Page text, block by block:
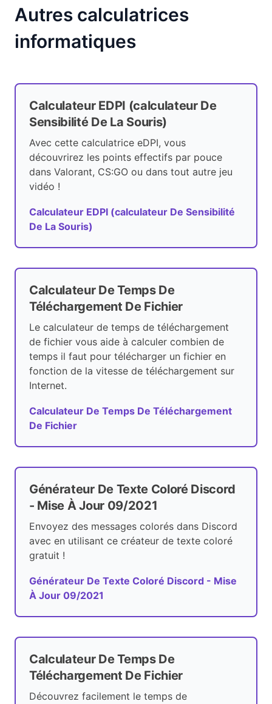
Autres calculatrices
informatiques
Calculateur EDPI (calculateur De
Sensibilité De La Souris)
Avec cette calculatrice eDPI, vous
découvrirez les points effectifs par pouce
dans Valorant, CS:GO ou dans tout autre jeu
vidéo !
Calculateur EDPI (calculateur De Sensibilité
De La Souris)
Calculateur De Temps De
Téléchargement De Fichier
Le calculateur de temps de téléchargement
de fichier vous aide à calculer combien de
temps il faut pour télécharger un fichier en
fonction de la vitesse de téléchargement sur
Internet.
Calculateur De Temps De Téléchargement
De Fichier
Générateur De Texte Coloré Discord
- Mise À Jour 09/2021
Envoyez des messages colorés dans Discord
avec en utilisant ce créateur de texte coloré
gratuit !
Générateur De Texte Coloré Discord - Mise
À Jour 09/2021
Calculateur De Temps De
Téléchargement De Fichier
Découvrez facilement le temps de